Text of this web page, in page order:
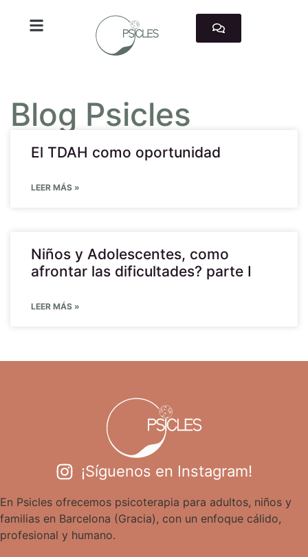
Blog Psicles
El TDAH como oportunidad
LEER MÁS »
Niños y Adolescentes, como
afrontar las dificultades? parte I
LEER MÁS »
¡Síguenos en Instagram!
En Psicles ofrecemos psicoterapia para adultos, niños y
familias en Barcelona (Gracia), con un enfoque cálido,
profesional y humano.